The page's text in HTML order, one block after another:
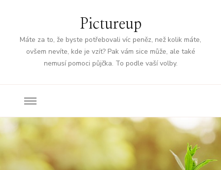
Pictureup
Máte za to, že byste potřebovali víc peněz, než kolik máte,
ovšem nevíte, kde je vzít? Pak vám sice může, ale také
nemusí pomoci půjčka. To podle vaší volby.